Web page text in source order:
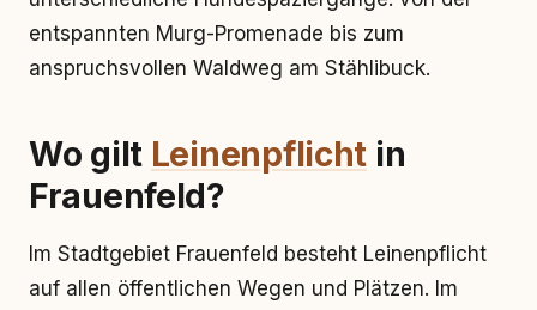
entspannten Murg-Promenade bis zum
anspruchsvollen Waldweg am Stählibuck.
Wo gilt Leinenpflicht in
Frauenfeld?
Im Stadtgebiet Frauenfeld besteht Leinenpflicht
auf allen öffentlichen Wegen und Plätzen. Im